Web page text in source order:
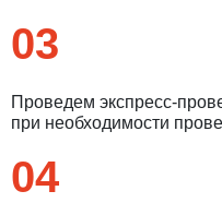
03
Проведем экспресс-
при необходимости
04